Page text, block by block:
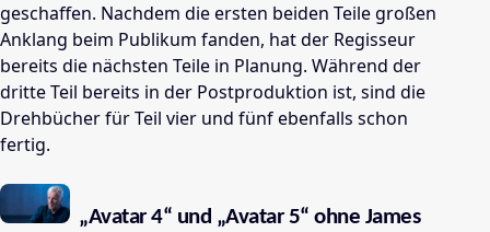
geschaffen. Nachdem die ersten beiden Teile großen
Anklang beim Publikum fanden, hat der Regisseur
bereits die nächsten Teile in Planung. Während der
dritte Teil bereits in der Postproduktion ist, sind die
Drehbücher für Teil vier und fünf ebenfalls schon
fertig.
„Avatar 4“ und „Avatar 5“ ohne James